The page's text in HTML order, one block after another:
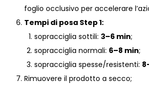
foglio occlusivo per accelerare
Tempi di posa Step 1:
sopracciglia sottili: 3–6 min;
sopracciglia normali: 6–8 min;
sopracciglia spesse/resistenti:
Rimuovere il prodotto a secco;